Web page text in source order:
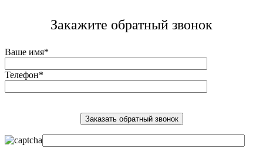
Закажите обратный звонок
Ваше имя*
Телефон*